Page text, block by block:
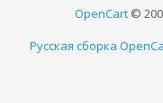
OpenCart ©
Русская сборка